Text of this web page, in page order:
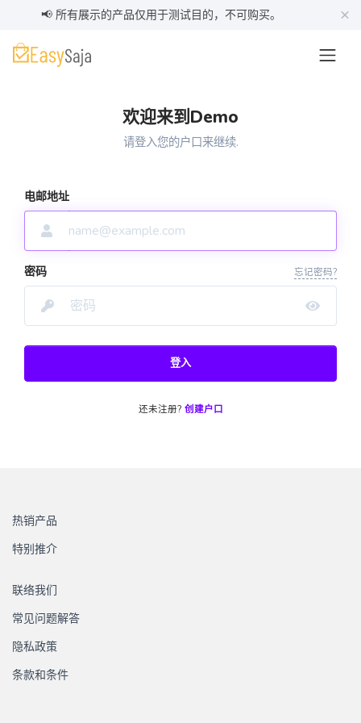
📢 所有展示的产品仅用于测试目的，不可购买。 ×
欢迎来到Demo
请登入您的户口来继续.
电邮地址
密码 忘记密码?
登入
还未注册? 创建户口
热销产品
特别推介
联络我们
常见问题解答
隐私政策
条款和条件